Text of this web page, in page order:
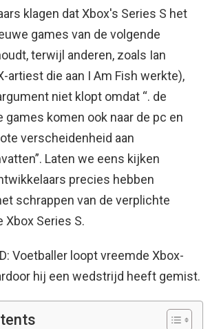
klagen dat Xbox's Series S het
games van de volgende
terwijl anderen, zoals Ian
artiest die aan I Am Fish werkte),
niet klopt omdat “. de
games komen ook naar de pc en
verscheidenheid aan
Laten we eens kijken
precies hebben
schrappen van de verplichte
Xbox Series S.
Voetballer loopt vreemde Xbox-
hij een wedstrijd heeft gemist.